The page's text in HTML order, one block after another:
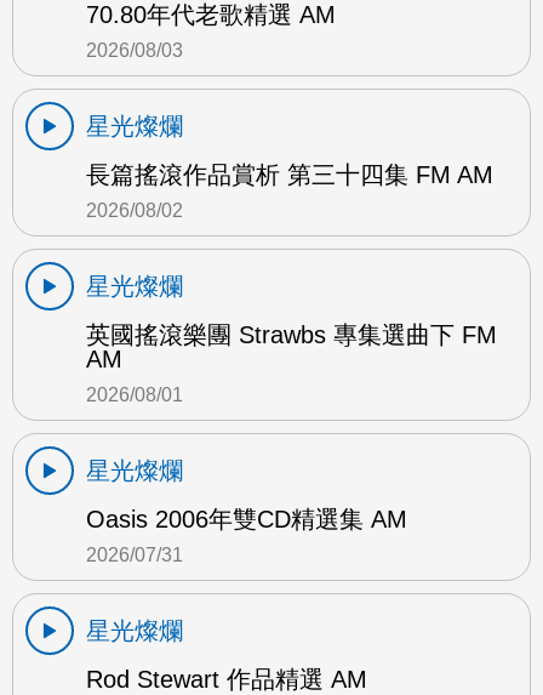
70.80年代老歌精選 AM
2026/08/03
星光燦爛
長篇搖滾作品賞析 第三十四集 FM AM
2026/08/02
星光燦爛
英國搖滾樂團 Strawbs 專集選曲下 FM
AM
2026/08/01
星光燦爛
Oasis 2006年雙CD精選集 AM
2026/07/31
星光燦爛
Rod Stewart 作品精選 AM